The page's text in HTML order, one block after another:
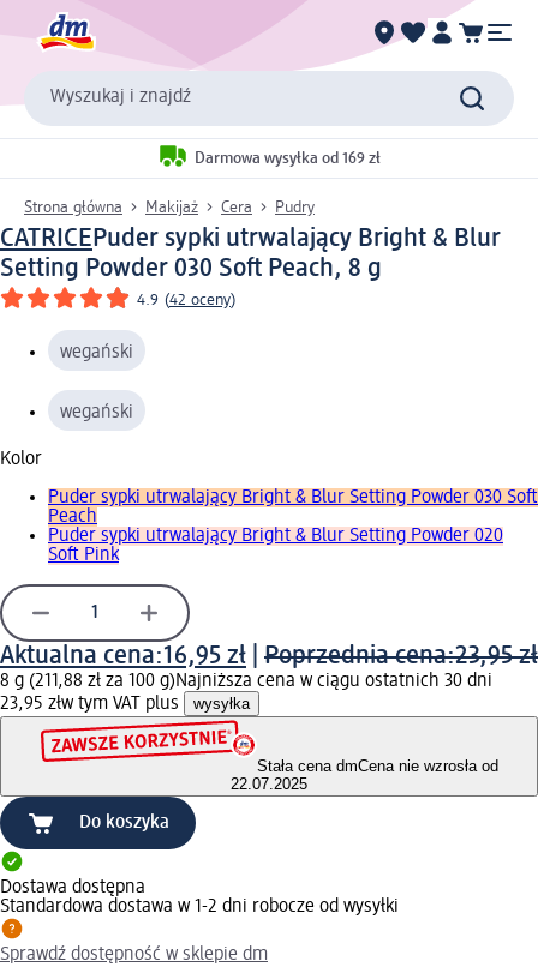
Wyszukaj i znajdź
Darmowa wysyłka od 169 zł
Strona główna Makijaż Cera Pudry
CATRICEPuder sypki utrwalający Bright & Blur
Setting Powder 030 Soft Peach, 8 g
4.9 (42 oceny)
wegański
wegański
Kolor
Puder sypki utrwalający Bright & Blur Setting Powder 030 Soft
Peach
Puder sypki utrwalający Bright & Blur Setting Powder 020
Soft Pink
Aktualna cena:16,95 zł Poprzednia cena:23,95 zł
8 g (211,88 zł za 100 g)Najniższa cena w ciągu ostatnich 30 dni
23,95 złw tym VAT plus wysyłka
Stała cena dmCena nie wzrosła od
22.07.2025
Do koszyka
Dostawa dostępna
Standardowa dostawa w 1-2 dni robocze od wysyłki
Sprawdź dostępność w sklepie dm